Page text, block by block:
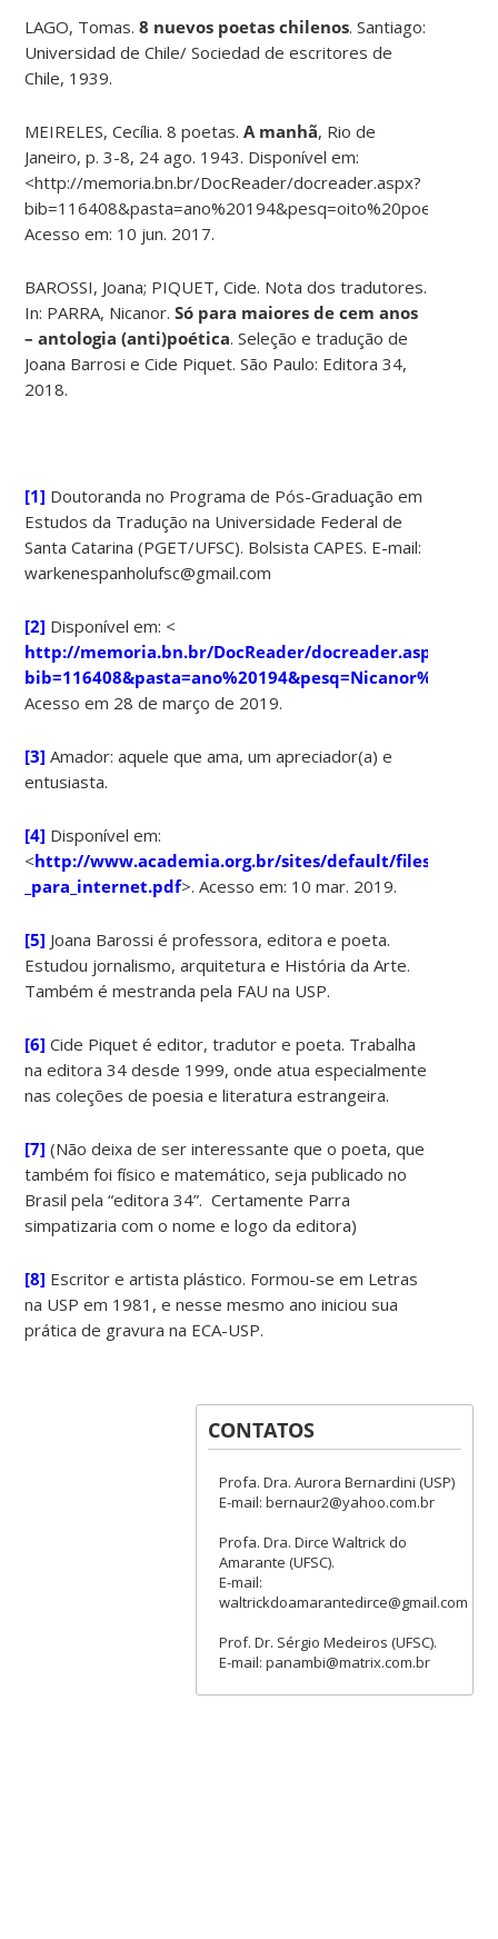
LAGO, Tomas.8 nuevos poetas chilenos. Santiago:
Universidad de Chile/ Sociedad de escritores de
Chile, 1939.
MEIRELES, Cecília. 8 poetas.A manhã, Rio de
Janeiro, p. 3-8, 24 ago. 1943. Disponível em:
<http://memoria.bn.br/DocReader/docreader.aspx?
bib=116408&pasta=ano%20194&pesq=oito%20poetas>.
Acesso em: 10 jun. 2017.
BAROSSI, Joana; PIQUET, Cide. Nota dos tradutores.
In: PARRA, Nicanor.Só para maiores de cem anos
– antologia (anti)poética. Seleção e tradução de
Joana Barrosi e Cide Piquet. São Paulo: Editora 34,
2018.
[1] Doutoranda no Programa de Pós-Graduação em
Estudos da Tradução na Universidade Federal de
Santa Catarina (PGET/UFSC). Bolsista CAPES. E-mail:
warkenespanholufsc@gmail.com
[2] Disponível em: <
http://memoria.bn.br/DocReader/docreader.aspx?
bib=116408&pasta=ano%20194&pesq=Nicanor%20Parra
Acesso em 28 de março de 2019.
[3] Amador: aquele que ama, um apreciador(a) e
entusiasta.
[4] Disponível em:
<http://www.academia.org.br/sites/default/files/
_para_internet.pdf>. Acesso em: 10 mar. 2019.
[5] Joana Barossi é professora, editora e poeta.
Estudou jornalismo, arquitetura e História da Arte.
Também é mestranda pela FAU na USP.
[6] Cide Piquet é editor, tradutor e poeta. Trabalha
na editora 34 desde 1999, onde atua especialmente
nas coleções de poesia e literatura estrangeira.
[7] (Não deixa de ser interessante que o poeta, que
também foi físico e matemático, seja publicado no
Brasil pela “editora 34”. Certamente Parra
simpatizaria com o nome e logo da editora)
[8] Escritor e artista plástico. Formou-se em Letras
na USP em 1981, e nesse mesmo ano iniciou sua
prática de gravura na ECA-USP.
CONTATOS
Profa. Dra. Aurora Bernardini (USP)
E-mail: bernaur2@yahoo.com.br
Profa. Dra. Dirce Waltrick do
Amarante (UFSC).
E-mail:
waltrickdoamarantedirce@gmail.com
Prof. Dr. Sérgio Medeiros (UFSC).
E-mail: panambi@matrix.com.br